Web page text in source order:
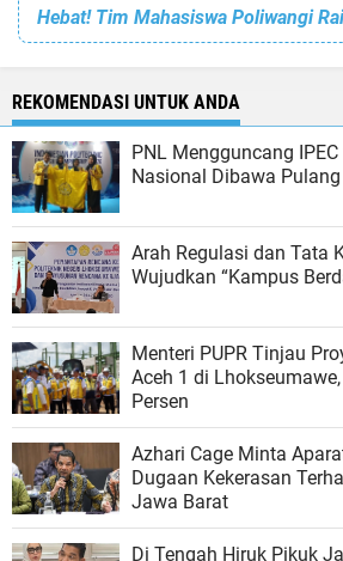
REKOMENDASI UNTUK ANDA
PNL Mengguncang
Nasional Dibawa
Arah Regulasi dan Tata
Wujudkan “Kampus
Menteri PUPR Tinjau
Aceh 1 di
Persen
Azhari Cage Minta
Dugaan Kekerasan
Jawa Barat
Di Tengah Hiruk Pikuk